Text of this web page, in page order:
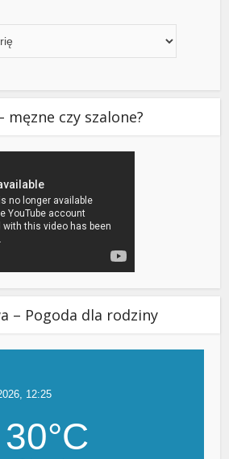
męzne czy szalone?
– Pogoda dla rodziny